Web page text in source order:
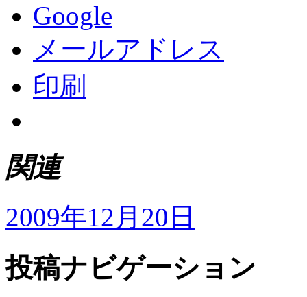
Google
メールアドレス
印刷
関連
2009年12月20日
投稿ナビゲーション